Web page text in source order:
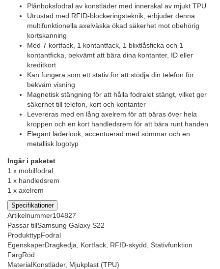
Plånboksfodral av konstläder med innerskal av mjukt TPU
Utrustad med RFID-blockeringsteknik, erbjuder denna
multifunktionella axelväska ökad säkerhet mot obehörig
kortskanning
Med 7 kortfack, 1 kontantfack, 1 blixtlåsficka och 1
kontantficka, bekvämt att bära dina kontanter, ID eller
kreditkort
Kan fungera som ett stativ för att stödja din telefon för
bekväm visning
Magnetisk stängning för att hålla fodralet stängt, vilket ger
säkerhet till telefon, kort och kontanter
Levereras med en lång axelrem för att bäras över hela
kroppen och en kort handledsrem för att bära runt handen
Elegant läderlook, accentuerad med sömmar och en
metallisk logotyp
Ingår i paketet
1 x mobilfodral
1 x handledsrem
1 x axelrem
Specifikationer
Artikelnummer104827
Passar tillSamsung Galaxy S22
ProdukttypFodral
EgenskaperDragkedja, Kortfack, RFID-skydd, Stativfunktion
FärgRöd
MaterialKonstläder, Mjukplast (TPU)